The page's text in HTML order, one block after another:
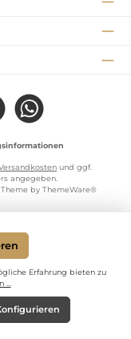
WhatsApp
und ggf.
angegeben.
by ThemeWare®
Erfahrung bieten zu